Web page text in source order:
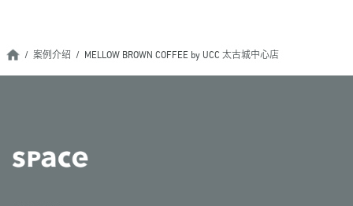
案例介绍 MELLOW BROWN COFFEE by UCC 太古城中心店